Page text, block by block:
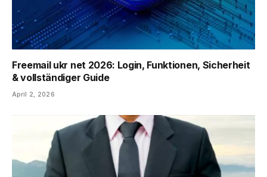
Freemail ukr net 2026: Login, Funktionen, Sicherheit
& vollständiger Guide
April 2, 2026